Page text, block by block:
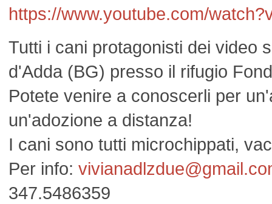
https://www.youtube.com/
Tutti i cani protagonisti dei video
d'Adda (BG) presso il rifugio
Potete venire a conoscerli per
un'adozione a distanza!
I cani sono tutti microchippati,
Per info:
347.5486359